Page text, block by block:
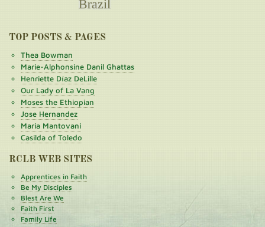
TOP POSTS & PAGES
Thea Bowman
Marie-Alphonsine Danil Ghattas
Henriette Díaz DeLille
Our Lady of La Vang
Moses the Ethiopian
Jose Hernandez
Maria Mantovani
Casilda of Toledo
RCLB WEB SITES
Apprentices in Faith
Be My Disciples
Blest Are We
Faith First
Family Life